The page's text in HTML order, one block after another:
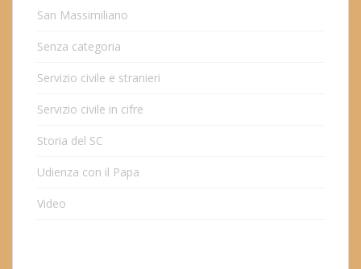
San Massimiliano
Senza categoria
Servizio civile e stranieri
Servizio civile in cifre
Storia del SC
Udienza con il Papa
Video